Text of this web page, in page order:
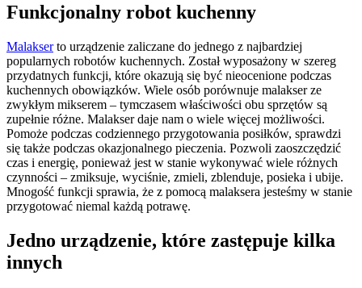
Funkcjonalny robot kuchenny
Malakserto urządzenie zaliczane do jednego z najbardziej
popularnych robotów kuchennych. Został wyposażony w szereg
przydatnych funkcji, które okazują się być nieocenione podczas
kuchennych obowiązków. Wiele osób porównuje malakser ze
zwykłym mikserem – tymczasem właściwości obu sprzętów są
zupełnie różne. Malakser daje nam o wiele więcej możliwości.
Pomoże podczas codziennego przygotowania posiłków, sprawdzi
się także podczas okazjonalnego pieczenia. Pozwoli zaoszczędzić
czas i energię, ponieważ jest w stanie wykonywać wiele różnych
czynności – zmiksuje, wyciśnie, zmieli, zblenduje, posieka i ubije.
Mnogość funkcji sprawia, że z pomocą malaksera jesteśmy w stanie
przygotować niemal każdą potrawę.
Jedno urządzenie, które zastępuje kilka
innych